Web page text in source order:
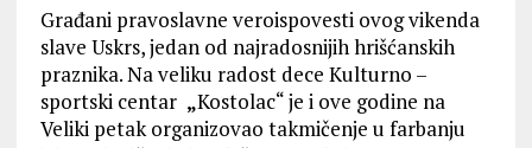
Građani pravoslavne veroispovesti ovog vikenda
slave Uskrs, jedan od najradosnijih hrišćanskih
praznika. Na veliku radost dece Kulturno –
sportski centar „Kostolac“ je i ove godine na
Veliki petak organizovao takmičenje u farbanju